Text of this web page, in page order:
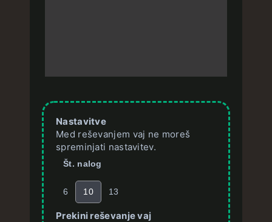
Nastavitve
Med reševanjem vaj ne moreš
spreminjati nastavitev.
Št. nalog
6 10 13
Prekini reševanje vaj